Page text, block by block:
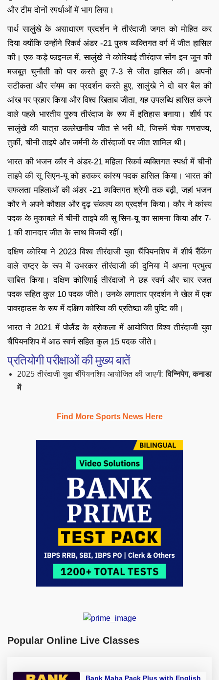
और टीम दोनों स्पर्धाओं में भाग लिया।
पार्थ सालुंखे के असाधारण प्रदर्शन ने तीरंदाजी जगत को मोहित कर
दिया क्योंकि उन्होंने रिकर्व अंडर -21 पुरुष व्यक्तिगत वर्ग में जीत हासिल
की। एक कड़े फाइनल में, सालुंखे ने कोरियाई तीरंदाज सोंग इन जून की
मजबूत चुनौती को पार करते हुए 7-3 से जीत हासिल की। अपनी
सटीकता और संयम का प्रदर्शन करते हुए, सालुंखे ने दो बार बैल की
आंख पर प्रहार किया और विश्व खिताब जीता, यह उपलब्धि हासिल करने
वाले पहले भारतीय पुरुष तीरंदाज के रूप में इतिहास बनाया। शीर्ष पर
सालुंखे की यात्रा उल्लेखनीय जीत से भरी थी, जिसमें चेक गणराज्य,
तुर्की, चीनी ताइपे और जर्मनी के तीरंदाजों पर जीत शामिल थी।
भारत की भजन कौर ने अंडर-21 महिला रिकर्व व्यक्तिगत स्पर्धा में चीनी
ताइपे की सू सिएन-यू को हराकर कांस्य पदक हासिल किया। भारत की
सफलता महिलाओं की अंडर -21 व्यक्तिगत श्रेणी तक बढ़ी, जहां भजन
कौर ने अपने कौशल और दृढ़ संकल्प का प्रदर्शन किया। कौर ने कांस्य
पदक के मुकाबले में चीनी ताइपे की सु सिन-यू का सामना किया और 7-
1 की शानदार जीत के साथ विजयी रहीं।
दक्षिण कोरिया ने 2023 विश्व तीरंदाजी युवा चैंपियनशिप में शीर्ष रैंकिंग
वाले राष्ट्र के रूप में उभरकर तीरंदाजी की दुनिया में अपना प्रभुत्व
साबित किया। दक्षिण कोरियाई तीरंदाजों ने छह स्वर्ण और चार रजत
पदक सहित कुल 10 पदक जीते। उनके लगातार प्रदर्शन ने खेल में एक
पावरहाउस के रूप में दक्षिण कोरिया की प्रतिष्ठा की पुष्टि की।
भारत ने 2021 में पोलैंड के व्रोकला में आयोजित विश्व तीरंदाजी युवा
चैंपियनशिप में आठ स्वर्ण सहित कुल 15 पदक जीते।
प्रतियोगी परीक्षाओं की मुख्य बातें
2025 तीरंदाजी युवा चैंपियनशिप आयोजित की जाएगी:विन्निपेग, कनाडा
में
Find More Sports News Here
Popular Online Live Classes
Bank Maha Pack Plus with English